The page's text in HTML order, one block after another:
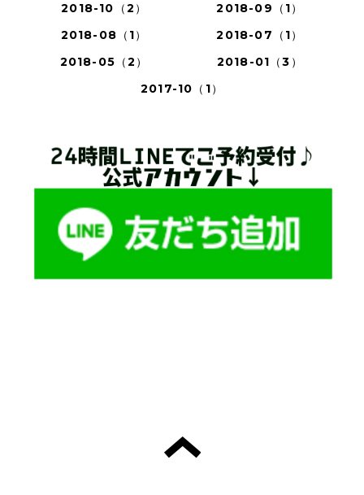
2018-10（2）
2018-09（1）
2018-08（1）
2018-07（1）
2018-05（2）
2018-01（3）
2017-10（1）